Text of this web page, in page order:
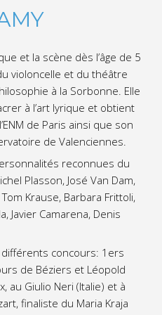
et la scène dès l’âge de 5
violoncelle et du théâtre
à la Sorbonne. Elle
à l’art lyrique et obtient
de Paris ainsi que son
de Valenciennes.
reconnues du
Plasson, José Van Dam,
Krause, Barbara Frittoli,
Javier Camarena, Denis
différents concours: 1ers
de Béziers et Léopold
au Giulio Neri (Italie) et à
finaliste du Maria Kraja